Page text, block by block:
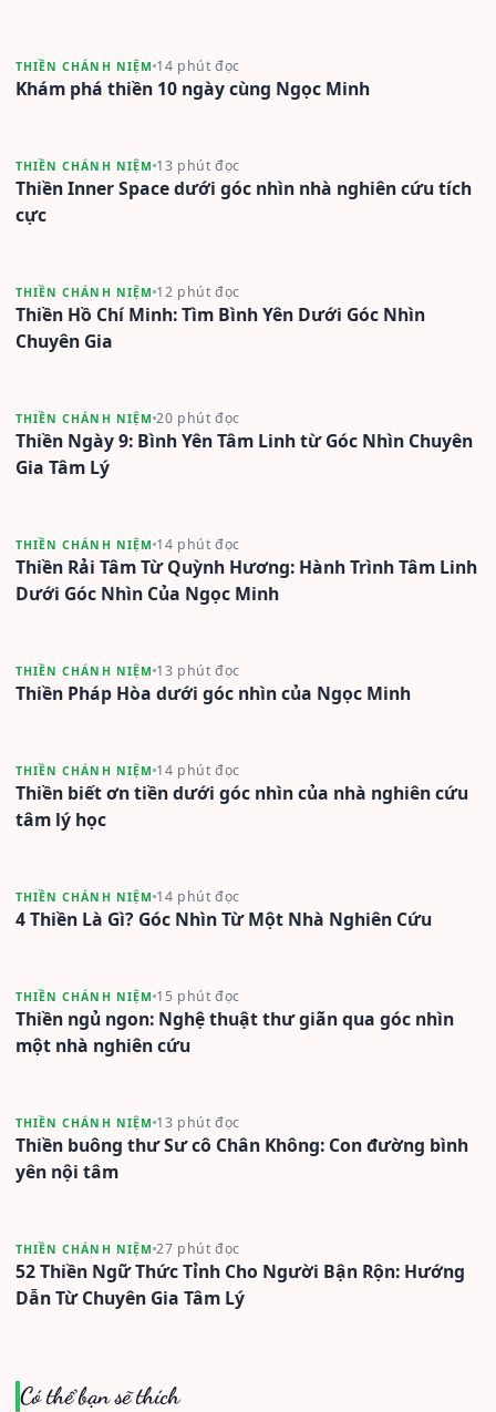
THIỀN CHÁNH NIỆM 14 phút đọc
Khám phá thiền 10 ngày cùng Ngọc Minh
THIỀN CHÁNH NIỆM 13 phút đọc
Thiền Inner Space dưới góc nhìn nhà nghiên cứu tích
cực
THIỀN CHÁNH NIỆM 12 phút đọc
Thiền Hồ Chí Minh: Tìm Bình Yên Dưới Góc Nhìn
Chuyên Gia
THIỀN CHÁNH NIỆM 20 phút đọc
Thiền Ngày 9: Bình Yên Tâm Linh từ Góc Nhìn Chuyên
Gia Tâm Lý
THIỀN CHÁNH NIỆM 14 phút đọc
Thiền Rải Tâm Từ Quỳnh Hương: Hành Trình Tâm Linh
Dưới Góc Nhìn Của Ngọc Minh
THIỀN CHÁNH NIỆM 13 phút đọc
Thiền Pháp Hòa dưới góc nhìn của Ngọc Minh
THIỀN CHÁNH NIỆM 14 phút đọc
Thiền biết ơn tiền dưới góc nhìn của nhà nghiên cứu
tâm lý học
THIỀN CHÁNH NIỆM 14 phút đọc
4 Thiền Là Gì? Góc Nhìn Từ Một Nhà Nghiên Cứu
THIỀN CHÁNH NIỆM 15 phút đọc
Thiền ngủ ngon: Nghệ thuật thư giãn qua góc nhìn
một nhà nghiên cứu
THIỀN CHÁNH NIỆM 13 phút đọc
Thiền buông thư Sư cô Chân Không: Con đường bình
yên nội tâm
THIỀN CHÁNH NIỆM 27 phút đọc
52 Thiền Ngữ Thức Tỉnh Cho Người Bận Rộn: Hướng
Dẫn Từ Chuyên Gia Tâm Lý
Có thể bạn sẽ thích